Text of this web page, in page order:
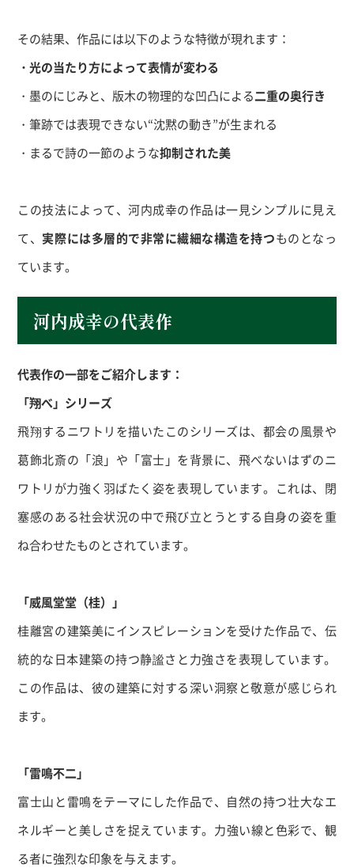
その結果、作品には以下のような特徴が現れます：
・光の当たり方によって表情が変わる
・墨のにじみと、版木の物理的な凹凸による二重の奥行き
・筆跡では表現できない“沈黙の動き”が生まれる
・まるで詩の一節のような抑制された美
この技法によって、河内成幸の作品は一見シンプルに見え
て、 実際には多層的で非常に繊細な構造を持つものとなっ
ています。
河内成幸の代表作
代表作の一部をご紹介します：
「翔べ」シリーズ
飛翔するニワトリを描いたこのシリーズは、都会の風景や
葛飾北斎の「浪」や「富士」を背景に、飛べないはずのニ
ワトリが力強く羽ばたく姿を表現しています。
これは、閉
塞感のある社会状況の中で飛び立とうとする自身の姿を重
ね合わせたものとされています。
「威風堂堂（桂）」
桂離宮の建築美にインスピレーションを受けた作品で、伝
統的な日本建築の持つ静謐さと力強さを表現しています。
この作品は、彼の建築に対する深い洞察と敬意が感じられ
ます。
「雷鳴不二」
富士山と雷鳴をテーマにした作品で、自然の持つ壮大なエ
ネルギーと美しさを捉えています。 力強い線と色彩で、観
る者に強烈な印象を与えます。